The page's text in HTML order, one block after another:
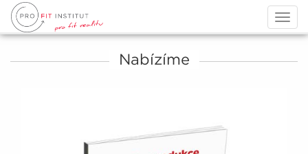
Nabízíme